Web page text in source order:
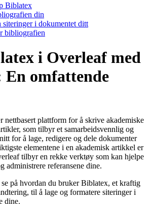
Biblatex
din
siteringer i dokumentet ditt
bibliografien
i Overleaf med
omfattende
nettbasert plattform for å skrive akademiske
som tilbyr et samarbeidsvennlig og
for å lage, redigere og dele dokumenter
elementene i en akademisk artikkel er
tilbyr en rekke verktøy som kan hjelpe
administrere referansene dine.
på hvordan du bruker Biblatex, et kraftig
til å lage og formatere siteringer i
dine.